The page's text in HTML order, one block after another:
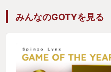
みんなのGOTYを見る